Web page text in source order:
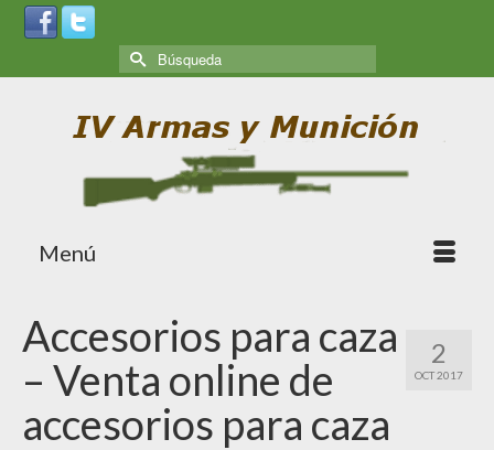
Menú
2
OCT 2017
Accesorios para caza
– Venta online de
accesorios para caza